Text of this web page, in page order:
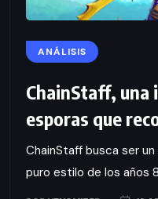
ANÁLISIS
ChainStaff, una
esporas que
ChainStaff busca ser
puro estilo de los años